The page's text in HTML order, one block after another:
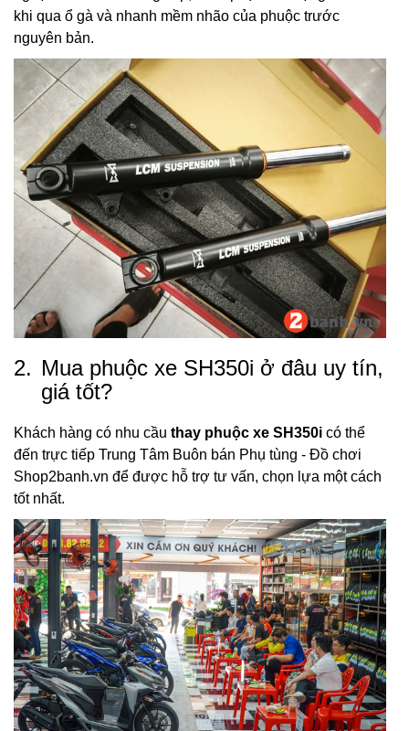
khi qua ổ gà và nhanh mềm nhão của phuộc trước
nguyên bản.
2. Mua phuộc xe SH350i ở đâu uy tín,
giá tốt?
Khách hàng có nhu cầu thay phuộc xe SH350i có thể
đến trực tiếp Trung Tâm Buôn bán Phụ tùng - Đồ chơi
Shop2banh.vn để được hỗ trợ tư vấn, chọn lựa một cách
tốt nhất.